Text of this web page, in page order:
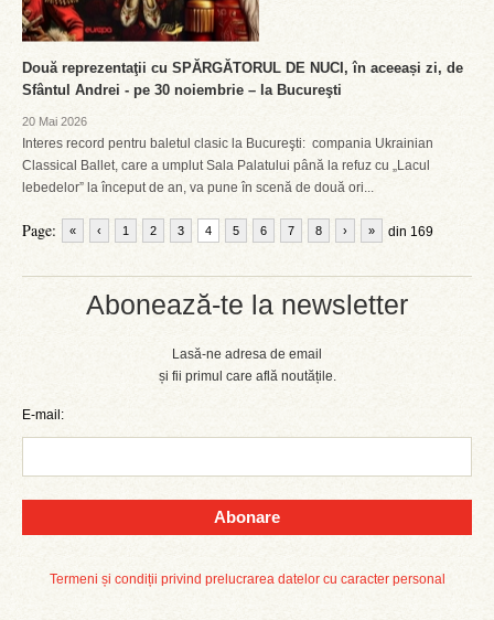
Abonează-te la newsletter
Lasă-ne adresa de email
și fii primul care află noutățile.
E-mail:
Abonare
Termeni și condiții privind prelucrarea datelor cu caracter personal
Două reprezentaţii cu SPĂRGĂTORUL DE NUCI, în aceeași zi, de
Sfântul Andrei - pe 30 noiembrie – la Bucureşti
20 Mai 2026
Interes record pentru baletul clasic la Bucureşti: compania Ukrainian
Classical Ballet, care a umplut Sala Palatului până la refuz cu „Lacul
lebedelor” la început de an, va pune în scenă de două ori...
Page: « ‹ 1 2 3 4 5 6 7 8 din 169
› »